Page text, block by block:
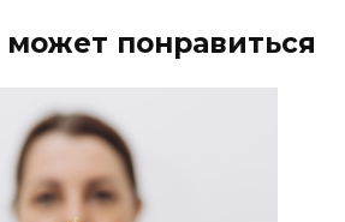
понравиться